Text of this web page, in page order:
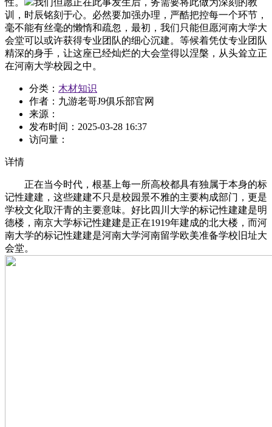
性。
我们但愿正在此事发生后，务需要将此做为深刻的教
训，时辰铭刻于心。必然要加强办理，严酷把控每一个环节，
毫不能有丝毫的懒惰和疏忽，最初，我们只能但愿河南大学大
会堂可以或许获得专业团队的细心沉建。等候着凭仗专业团队
精深的身手，让这座已经灿烂的大会堂得以涅槃，从头耸立正
在河南大学校园之中。
分类： 木材知识
作者：九游老哥J9俱乐部官网
来源：
发布时间： 2025-03-28 16:37
访问量：
详情
正在当今时代，根基上每一所高校都具有独属于本身的标
记性建建，这些建建不只是校园景不雅的主要构成部门，更是
学校文化取汗青的主要意味。好比四川大学的标记性建建是明
德楼，南京大学标记性建建是正在1919年建成的北大楼，而河
南大学的标记性建建是河南大学河南留学欧美准备学校旧址大
会堂。